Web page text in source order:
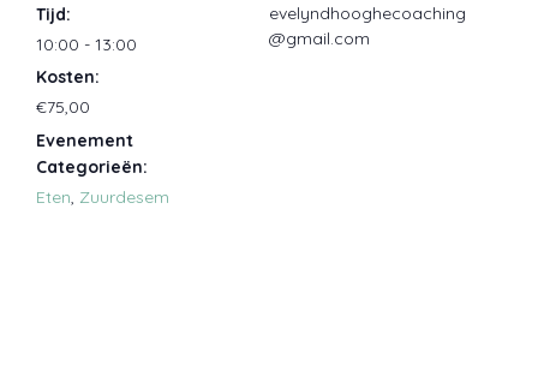
Tijd:
10:00 - 13:00
Kosten:
€75,00
Evenement
Categorieën:
Eten, Zuurdesem
evelyndhooghecoaching
@gmail.com